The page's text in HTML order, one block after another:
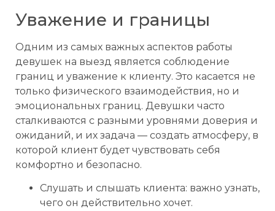
Уважение и границы
Одним из самых важных аспектов работы
девушек на выезд является соблюдение
границ и уважение к клиенту. Это касается не
только физического взаимодействия, но и
эмоциональных границ. Девушки часто
сталкиваются с разными уровнями доверия и
ожиданий, и их задача — создать атмосферу, в
которой клиент будет чувствовать себя
комфортно и безопасно.
Слушать и слышать клиента: важно узнать,
чего он действительно хочет.